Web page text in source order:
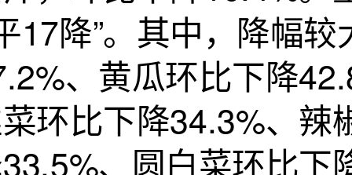
17降”。其中，降幅
、黄瓜环比下降
环比下降34.3%、辣
、圆白菜环比下